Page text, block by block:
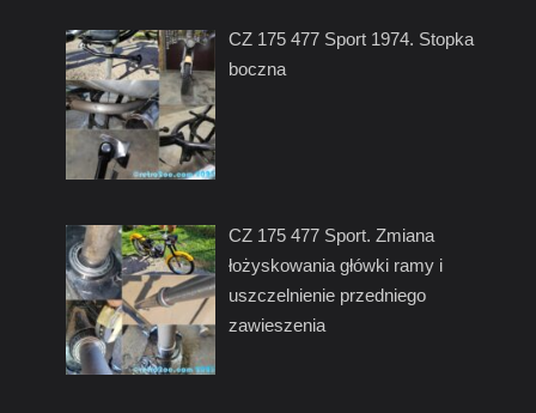
CZ 175 477 Sport 1974. Stopka
boczna
CZ 175 477 Sport. Zmiana
łożyskowania główki ramy i
uszczelnienie przedniego
zawieszenia